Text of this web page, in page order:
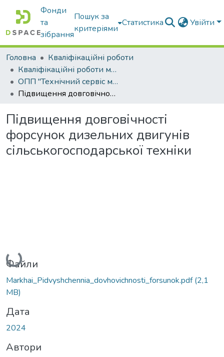
Фонди
та
зібрання
Пошук за
критеріями
Статистика Увійти
Головна
Кваліфікаційні роботи
Кваліфікаційні роботи магістрів
ОПП "Технічний сервіс машин та обладнання сільськогосподарського виробництва"
Підвищення довговічності форсунок дизельних двигунів сільськогосподарської техніки
Підвищення довговічності
форсунок дизельних двигунів
сільськогосподарської техніки
Вантажиться...
Файли
Markhai_Pidvyshchennia_dovhovichnosti_forsunok.pdf(2,1
MB)
Дата
2024
Автори